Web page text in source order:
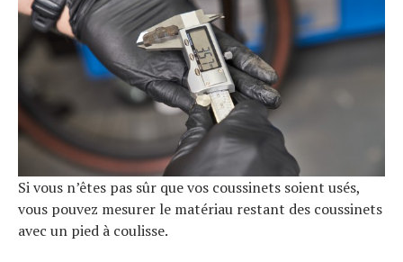
Si vous n’êtes pas sûr que vos coussinets soient usés,
vous pouvez mesurer le matériau restant des coussinets
avec un pied à coulisse.